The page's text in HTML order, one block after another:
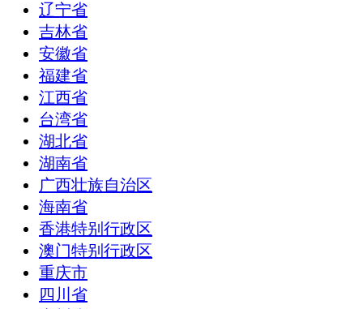
辽宁省
吉林省
安徽省
福建省
江西省
台湾省
湖北省
湖南省
广西壮族自治区
海南省
香港特别行政区
澳门特别行政区
重庆市
四川省